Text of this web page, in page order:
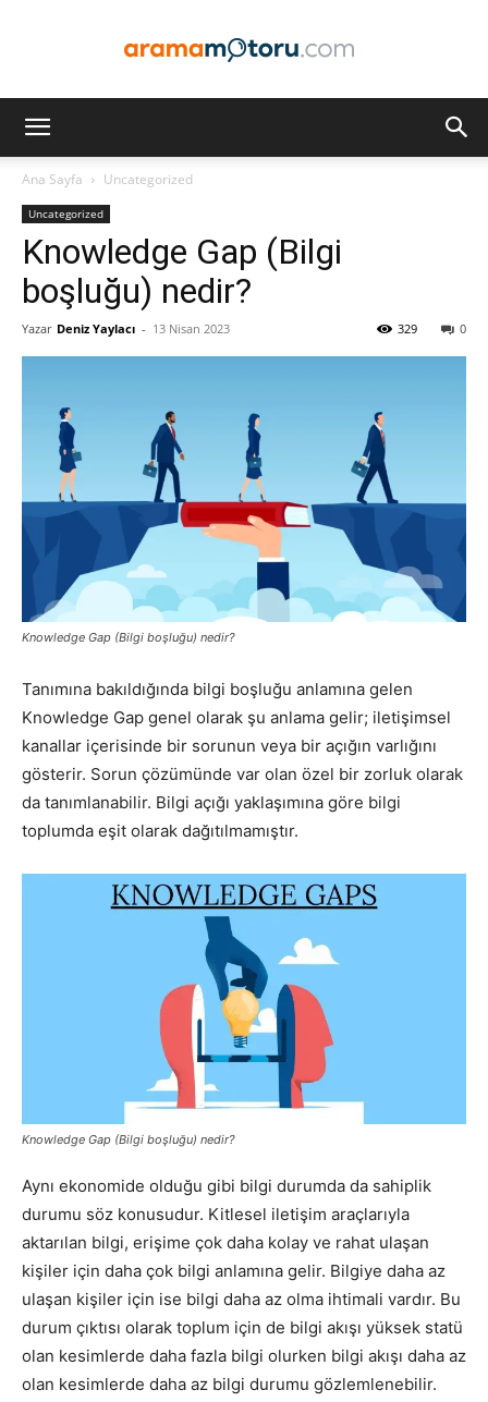
Motoru
ve
Pazarlaması
SEO,
Tasarım,
Ana Sayfa Uncategorized
Uncategorized
Knowledge Gap (Bilgi
boşluğu) nedir?
Yazar Deniz Yaylacı - 13 Nisan 2023 0
329
Knowledge Gap (Bilgi boşluğu) nedir?
Tanımına bakıldığında bilgi boşluğu anlamına gelen
Knowledge Gap genel olarak şu anlama gelir; iletişimsel
kanallar içerisinde bir sorunun veya bir açığın varlığını
gösterir. Sorun çözümünde var olan özel bir zorluk olarak
da tanımlanabilir. Bilgi açığı yaklaşımına göre bilgi
toplumda eşit olarak dağıtılmamıştır.
Knowledge Gap (Bilgi boşluğu) nedir?
Aynı ekonomide olduğu gibi bilgi durumda da sahiplik
durumu söz konusudur. Kitlesel iletişim araçlarıyla
aktarılan bilgi, erişime çok daha kolay ve rahat ulaşan
kişiler için daha çok bilgi anlamına gelir. Bilgiye daha az
ulaşan kişiler için ise bilgi daha az olma ihtimali vardır. Bu
durum çıktısı olarak toplum için de bilgi akışı yüksek statü
olan kesimlerde daha fazla bilgi olurken bilgi akışı daha az
olan kesimlerde daha az bilgi durumu gözlemlenebilir.